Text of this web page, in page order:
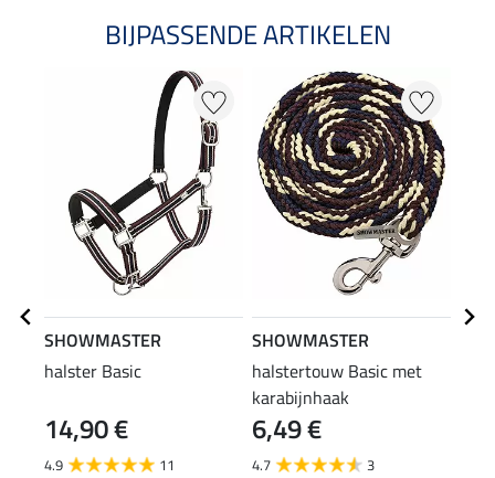
BIJPASSENDE ARTIKELEN
SHOWMASTER
halster Basic
14,90 €
4.9 11
SHOWMASTER
halstertouw Basic met
karabijnhaak
6,49 €
4.7 3